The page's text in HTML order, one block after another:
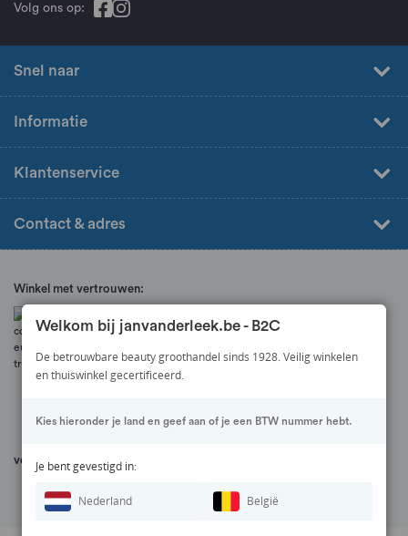
Volg ons op:
Snel naar
Informatie
Klantenservice
Contact & adres
Winkel met vertrouwen:
veilig betalen via:
Welkom bij janvanderleek.be - B2C
De betrouwbare beauty groothandel sinds 1928. Veilig winkelen
en thuiswinkel gecertificeerd.
Kies hieronder je land en geef aan of je een BTW nummer hebt.
Je bent gevestigd in:
Nederland België